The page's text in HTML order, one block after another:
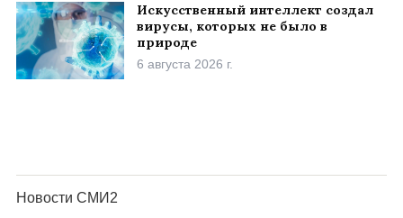
Искусственный интеллект создал
вирусы, которых не было в
природе
6 августа 2026 г.